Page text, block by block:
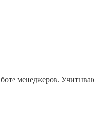
менеджеров.